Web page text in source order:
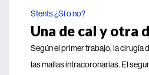
Stents ¿Sí o no?
Una de cal y otra
Según el primer trabajo, la cirugía
las mallas intracoronarias. El